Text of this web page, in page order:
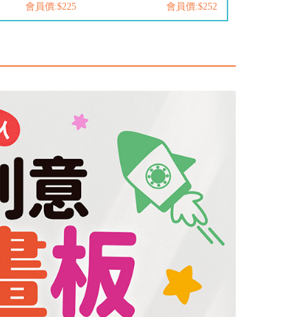
會員價:$252
會員價:$537